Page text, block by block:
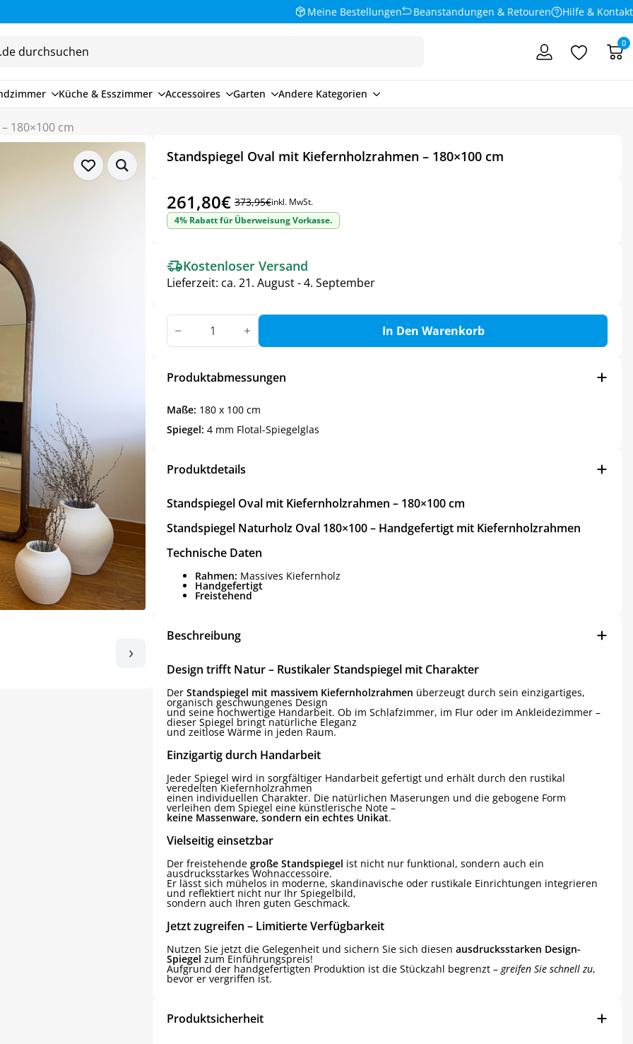
Meine Bestellungen Beanstandungen & Retouren Hilfe & Kontakt
0
Küche & Esszimmer Accessoires Garten Andere Kategorien
180×100 cm
›
Standspiegel Oval mit Kiefernholzrahmen – 180×100 cm
373,95€
Ursprünglicher
Preis
373,95€
261,80€
Aktueller
Preis
261,80€.
inkl. MwSt.
4% Rabatt für Überweisung Vorkasse.
Kostenloser Versand
Lieferzeit: ca. 21. August - 4. September
Standspiegel
Oval
mit
180x100
In Den Warenkorb
Produktabmessungen
Maße: 180 x 100 cm
Spiegel: 4 mm Flotal-Spiegelglas
Produktdetails
Standspiegel Oval mit Kiefernholzrahmen – 180×100 cm
Standspiegel Naturholz Oval 180×100 – Handgefertigt mit Kiefernholzrahmen
Technische Daten
Rahmen: Massives Kiefernholz
Handgefertigt
Freistehend
Beschreibung
Design trifft Natur – Rustikaler Standspiegel mit Charakter
Der Standspiegel mit massivem Kiefernholzrahmen überzeugt durch sein einzigartiges,
organisch geschwungenes Design
und seine hochwertige Handarbeit. Ob im Schlafzimmer, im Flur oder im Ankleidezimmer –
dieser Spiegel bringt natürliche Eleganz
und zeitlose Wärme in jeden Raum.
Einzigartig durch Handarbeit
Jeder Spiegel wird in sorgfältiger Handarbeit gefertigt und erhält durch den rustikal
veredelten Kiefernholzrahmen
einen individuellen Charakter. Die natürlichen Maserungen und die gebogene Form
verleihen dem Spiegel eine künstlerische Note –
keine Massenware, sondern ein echtes Unikat.
Vielseitig einsetzbar
Der freistehende große Standspiegel ist nicht nur funktional, sondern auch ein
ausdrucksstarkes Wohnaccessoire.
Er lässt sich mühelos in moderne, skandinavische oder rustikale Einrichtungen integrieren
und reflektiert nicht nur Ihr Spiegelbild,
sondern auch Ihren guten Geschmack.
Jetzt zugreifen – Limitierte Verfügbarkeit
Nutzen Sie jetzt die Gelegenheit und sichern Sie sich diesen ausdrucksstarken Design-
Spiegel zum Einführungspreis!
Aufgrund der handgefertigten Produktion ist die Stückzahl begrenzt – greifen Sie schnell zu,
bevor er vergriffen ist.
Produktsicherheit